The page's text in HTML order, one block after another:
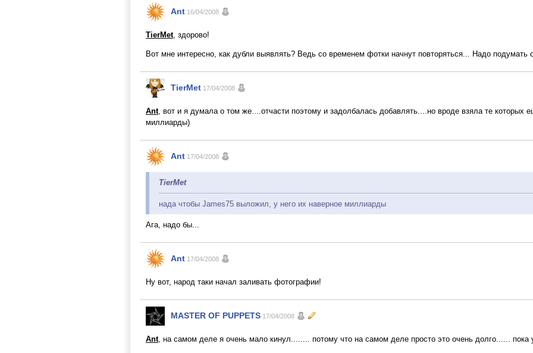
Ant 16/04/2008
TierMet, здорово!
Вот мне интересно, как дубли выявлять? Ведь со временем фотки начнут повторяться... Надо подумать
TierMet 17/04/2008
Ant, вот и я думала о том же....отчасти поэтому и задолбалась добавлять....но вроде взяла те
миллиарды)
Ant 17/04/2008
TierMet
нада чтобы James75 выложил, у него их наверное миллиарды
Ага, надо бы...
Ant 17/04/2008
Ну вот, народ таки начал заливать фотографии!
MASTER OF PUPPETS 17/04/2008
Ant, на самом деле я очень мало кинул........ потому что на самом деле просто это очень долго...... пока